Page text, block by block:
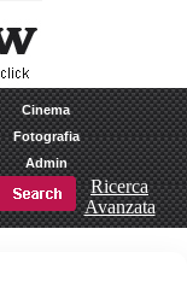
Cinema
Fotografia
Admin
Ricerca
Avanzata